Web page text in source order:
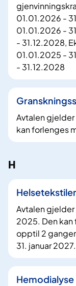
01.01.2026 -
01.01.2026 -
- 31.12.2028,
01.01.2025 -
- 31.12.2028
Avtalen
kan forlenges
H
Helsetekstiler
Avtalen gjelder
2025. Den kan
opptil 2
31. januar 2027.
Hemodialyse